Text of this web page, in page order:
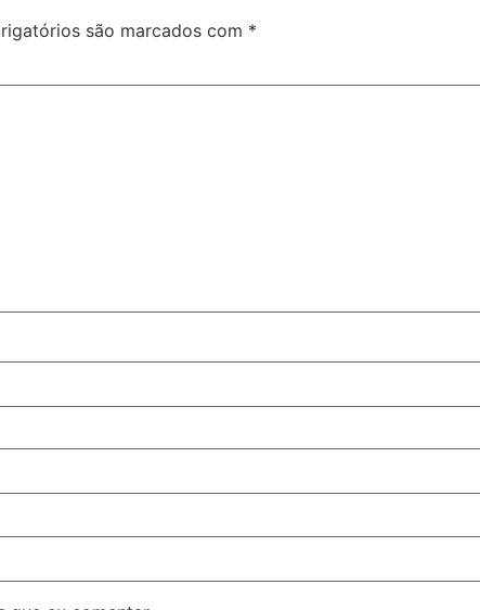
são marcados com *